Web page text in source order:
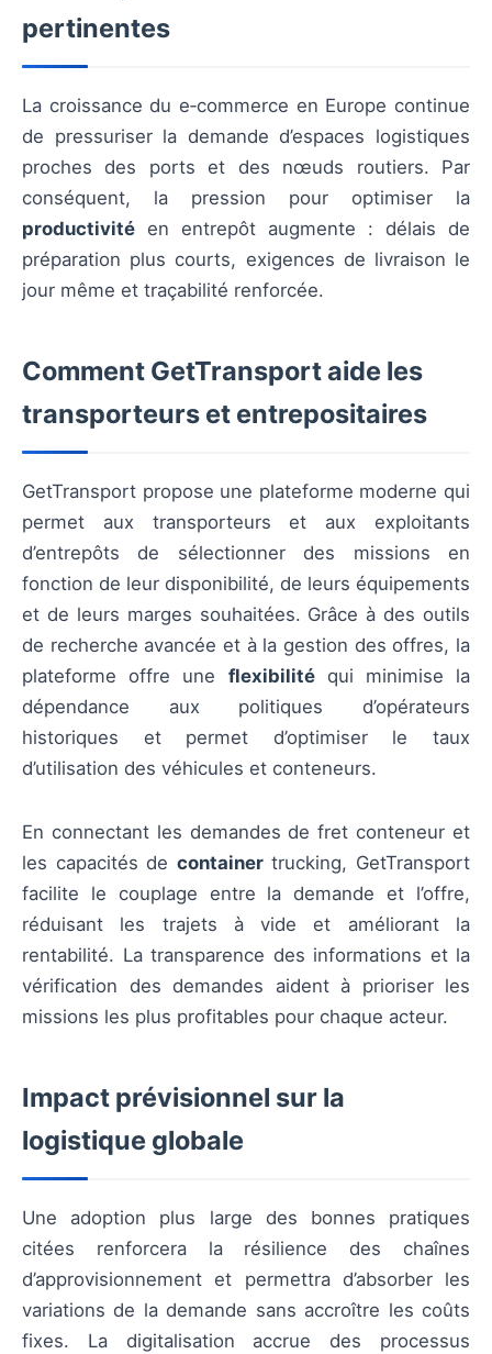
pertinentes
La croissance du e‑commerce en Europe continue
de pressuriser la demande d’espaces logistiques
proches des ports et des nœuds routiers. Par
conséquent, la pression pour optimiser la
productivité en entrepôt augmente : délais de
préparation plus courts, exigences de livraison le
jour même et traçabilité renforcée.
Comment GetTransport aide les
transporteurs et entrepositaires
GetTransport propose une plateforme moderne qui
permet aux transporteurs et aux exploitants
d’entrepôts de sélectionner des missions en
fonction de leur disponibilité, de leurs équipements
et de leurs marges souhaitées. Grâce à des outils
de recherche avancée et à la gestion des offres, la
plateforme offre une flexibilitéqui minimise la
dépendance aux politiques d’opérateurs
historiques et permet d’optimiser le taux
d’utilisation des véhicules et conteneurs.
En connectant les demandes de fret conteneur et
les capacités de containertrucking, GetTransport
facilite le couplage entre la demande et l’offre,
réduisant les trajets à vide et améliorant la
rentabilité. La transparence des informations et la
vérification des demandes aident à prioriser les
missions les plus profitables pour chaque acteur.
Impact prévisionnel sur la
logistique globale
Une adoption plus large des bonnes pratiques
citées renforcera la résilience des chaînes
d’approvisionnement et permettra d’absorber les
variations de la demande sans accroître les coûts
fixes. La digitalisation accrue des processus